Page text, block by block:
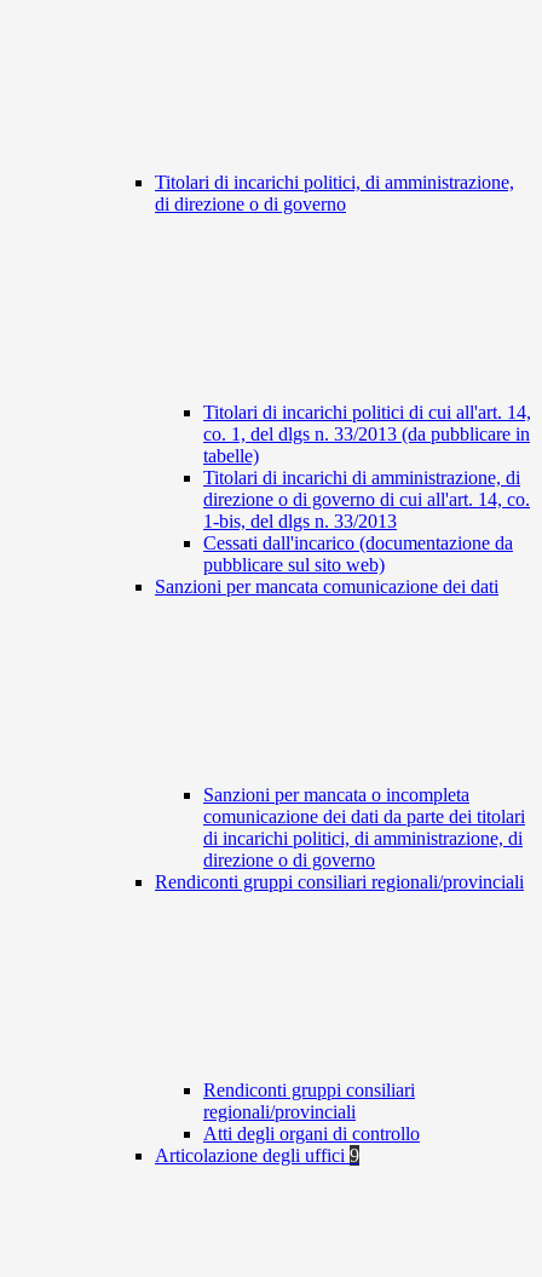
Titolari di incarichi politici, di amministrazione,
di direzione o di governo
Titolari di incarichi politici di cui all'art. 14,
co. 1, del dlgs n. 33/2013 (da pubblicare in
tabelle)
Titolari di incarichi di amministrazione, di
direzione o di governo di cui all'art. 14, co.
1-bis, del dlgs n. 33/2013
Cessati dall'incarico (documentazione da
pubblicare sul sito web)
Sanzioni per mancata comunicazione dei dati
Sanzioni per mancata o incompleta
comunicazione dei dati da parte dei titolari
di incarichi politici, di amministrazione, di
direzione o di governo
Rendiconti gruppi consiliari regionali/provinciali
Rendiconti gruppi consiliari
regionali/provinciali
Atti degli organi di controllo
Articolazione degli uffici 9